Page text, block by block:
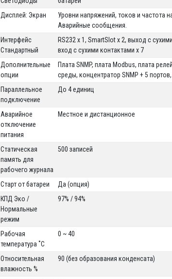
Дисплей: Экран
Уровни напряжений, токов и частота
Аварийные сообщения.
Интерфейс
Стандартный
RS232 x 1, SmartSlot x 2, выход с
вход с сухими контактами x 7
Дополнительные
опции
Плата SNMP, плата Modbus, плата
среды, концентратор SNMP + 5
Параллельное
подключение
До 4 единиц
Аварийное
отключение
питания
Местное и дистанционное
Статическая
память для
рабочего журнала
500 записей
Старт от батареи
Да (опция)
КПД Эко /
Нормальные
режим
97% / 94%
Рабочая
температура ˚С
0 ~ 40
Относительная
влажность %
90 (без образования конденсата)